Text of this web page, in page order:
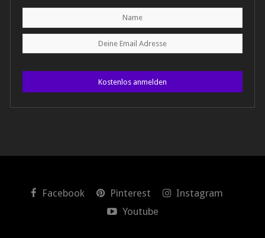
Kostenlos anmelden
Facebook Pinterest
Instagram
Youtube